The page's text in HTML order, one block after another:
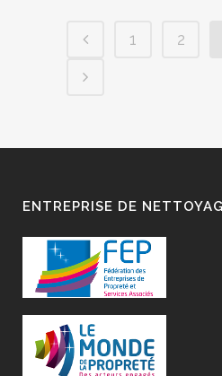
1 2
ENTREPRISE DE